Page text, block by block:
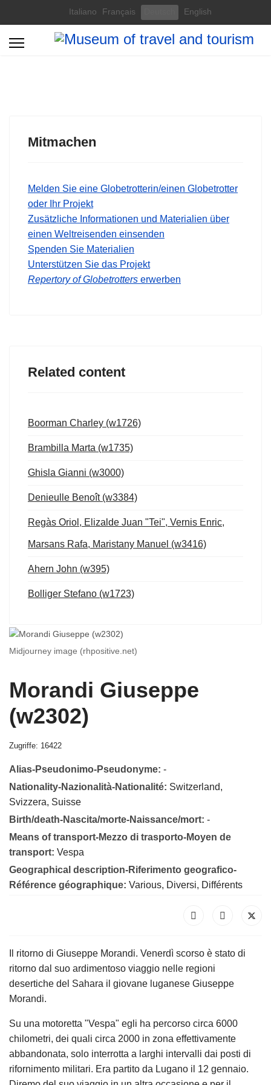
Select your language
Italiano Français English
Mitmachen
Melden Sie eine Globetrotterin/einen Globetrotter
oder Ihr Projekt
Zusätzliche Informationen und Materialien über
einen Weltreisenden einsenden
Spenden Sie Materialien
Unterstützen Sie das Projekt
Repertory of Globetrotters erwerben
Related content
Boorman Charley (w1726)
Brambilla Marta (w1735)
Ghisla Gianni (w3000)
Denieulle Benoît (w3384)
Regàs Oriol, Elizalde Juan "Tei", Vernis Enric,
Marsans Rafa, Maristany Manuel (w3416)
Ahern John (w395)
Bolliger Stefano (w1723)
Midjourney image (rhpositive.net)
Morandi Giuseppe
(w2302)
Zugriffe: 16422
Alias-Pseudonimo-Pseudonyme: -
Nationality-Nazionalità-Nationalité: Switzerland,
Svizzera, Suisse
Birth/death-Nascita/morte-Naissance/mort: -
Means of transport-Mezzo di trasporto-Moyen de
transport: Vespa
Geographical description-Riferimento geografico-
Référence géographique: Various, Diversi, Différents
Il ritorno di Giuseppe Morandi. Venerdì scorso è stato di
ritorno dal suo ardimentoso viaggio nelle regioni
desertiche del Sahara il giovane luganese Giuseppe
Morandi.
Su una motoretta "Vespa" egli ha percorso circa 6000
chilometri, dei quali circa 2000 in zona effettivamente
abbandonata, solo interrotta a larghi intervalli dai posti di
rifornimento militari. Era partito da Lugano il 12 gennaio.